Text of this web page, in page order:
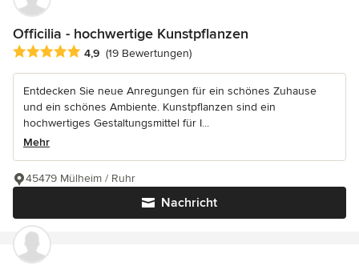
Officilia - hochwertige Kunstpflanzen
Durchschnittliche Bewertung: 4.9 von 5 Sternen
4,9 (19 Bewertungen)
Entdecken Sie neue Anregungen für ein schönes Zuhause
und ein schönes Ambiente. Kunstpflanzen sind ein
hochwertiges Gestaltungsmittel für I...
Mehr
Nachricht
45479 Mülheim / Ruhr